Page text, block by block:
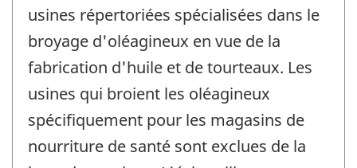
usines répertoriées spécialisées dans le
broyage d'oléagineux en vue de la
fabrication d'huile et de tourteaux. Les
usines qui broient les oléagineux
spécifiquement pour les magasins de
nourriture de santé sont exclues de la